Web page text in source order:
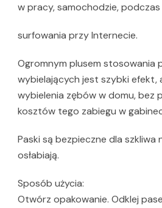
w pracy, samochodzie, podczas
surfowania przy Internecie.
Ogromnym plusem stosowania
wybielających jest szybki efekt,
wybielenia zębów w domu, bez
kosztów tego zabiegu w
Paski są bezpieczne dla szkliwa
osłabiają.
Sposób użycia:
Otwórz opakowanie. Odklej